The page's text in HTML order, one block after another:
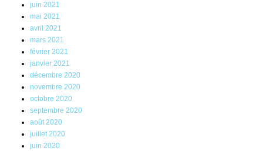
juin 2021
mai 2021
avril 2021
mars 2021
février 2021
janvier 2021
décembre 2020
novembre 2020
octobre 2020
septembre 2020
août 2020
juillet 2020
juin 2020